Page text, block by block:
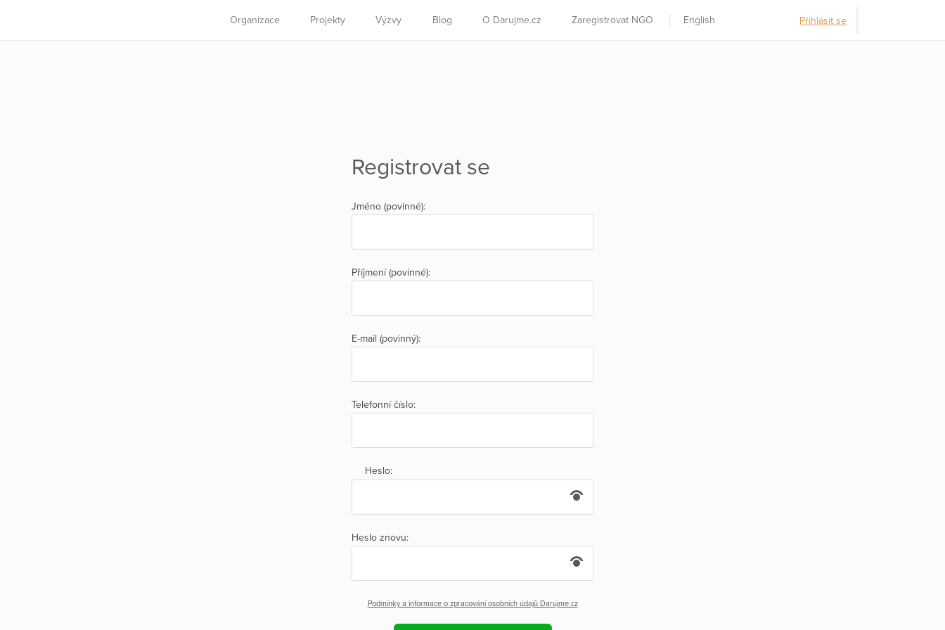
Organizace Projekty Výzvy Blog O Darujme.cz Zaregistrovat NGO English Přihlásit se
Registrovat se
Jméno (povinné):
Příjmení (povinné):
E-mail (povinný):
Telefonní číslo:
Heslo:
Heslo znovu:
Podmínky a informace o zpracování osobních údajů Darujme.cz